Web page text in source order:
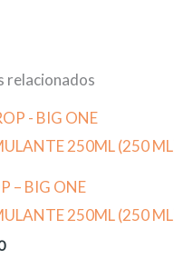
relacionados
– BIG ONE
250ML (250